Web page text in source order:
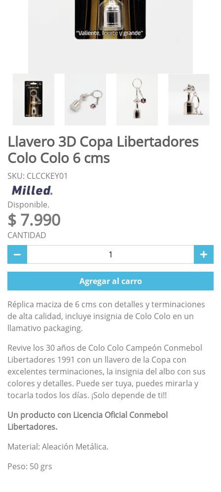
Llavero 3D Copa Libertadores
Colo Colo 6 cms
SKU: CLCCKEY01
Disponible.
$ 7.990
CANTIDAD
Agregar al carro
Réplica maciza de 6 cms con detalles y terminaciones
de alta calidad, incluye insignia de Colo Colo en un
llamativo packaging.
Revive los 30 años de Colo Colo Campeón Conmebol
Libertadores 1991 con un llavero de la Copa con
excelentes terminaciones, la insignia del albo con sus
colores y detalles. Puede ser tuya, puedes mirarla y
tocarla todos los días. ¡Solo depende de ti!!
Un producto con Licencia Oficial Conmebol
Libertadores.
Material: Aleación Metálica.
Peso: 50 grs